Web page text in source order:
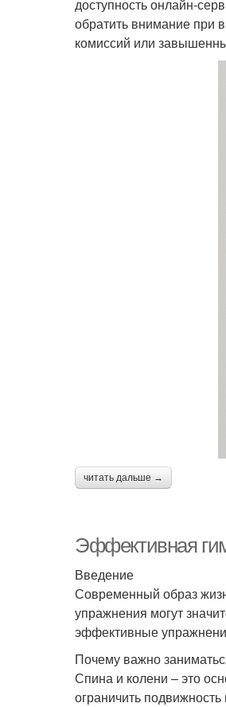
доступность онлайн-
обратить внимание при
комиссий или
читать дальше →
Эффективная
Введение
Современный образ
упражнения могут
эффективные
Почему важно
Спина и колени – это
ограничить